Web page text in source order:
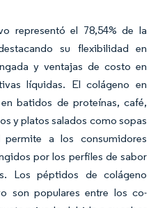
representó el 78,54% de la
su flexibilidad en
y ventajas de costo en
líquidas. El colágeno en
batidos de proteínas, café,
y platos salados como sopas
a los consumidores
por los perfiles de sabor
Los péptidos de colágeno
son populares entre los co-